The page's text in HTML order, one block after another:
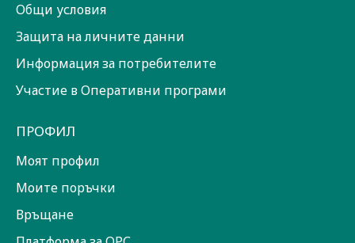
Общи условия
Защита на личните данни
Информация за потребителите
Участие в Оперативни програми
ПРОФИЛ
Моят профил
Моите поръчки
Връщане